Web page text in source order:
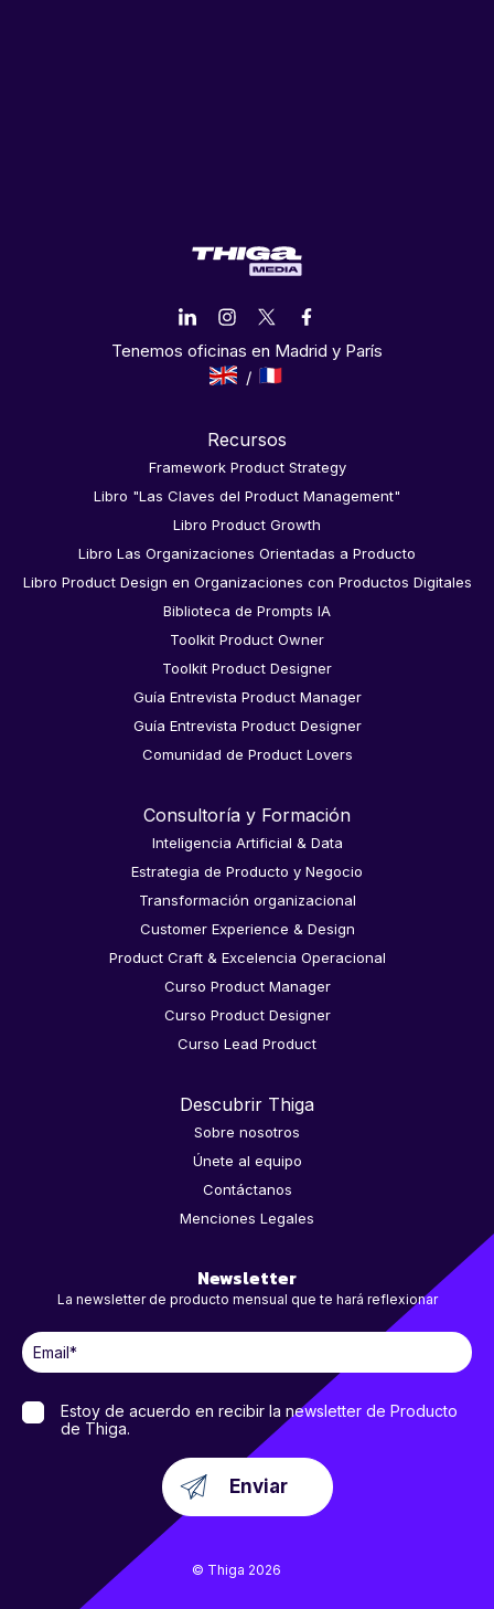
Tenemos oficinas en Madrid y París
Recursos
Framework Product Strategy
Libro "Las Claves del Product Management"
Libro Product Growth
Libro Las Organizaciones Orientadas a Producto
Libro Product Design en Organizaciones con Productos Digitales
Biblioteca de Prompts IA
Toolkit Product Owner
Toolkit Product Designer
Guía Entrevista Product Manager
Guía Entrevista Product Designer
Comunidad de Product Lovers
Consultoría y Formación
Inteligencia Artificial & Data
Estrategia de Producto y Negocio
Transformación organizacional
Customer Experience & Design
Product Craft & Excelencia Operacional
Curso Product Manager
Curso Product Designer
Curso Lead Product
Descubrir Thiga
Sobre nosotros
Únete al equipo
Contáctanos
Menciones Legales
Newsletter
La newsletter de producto mensual que te hará reflexionar
Estoy de acuerdo en recibir la newsletter de Producto
de Thiga.
© Thiga 2026